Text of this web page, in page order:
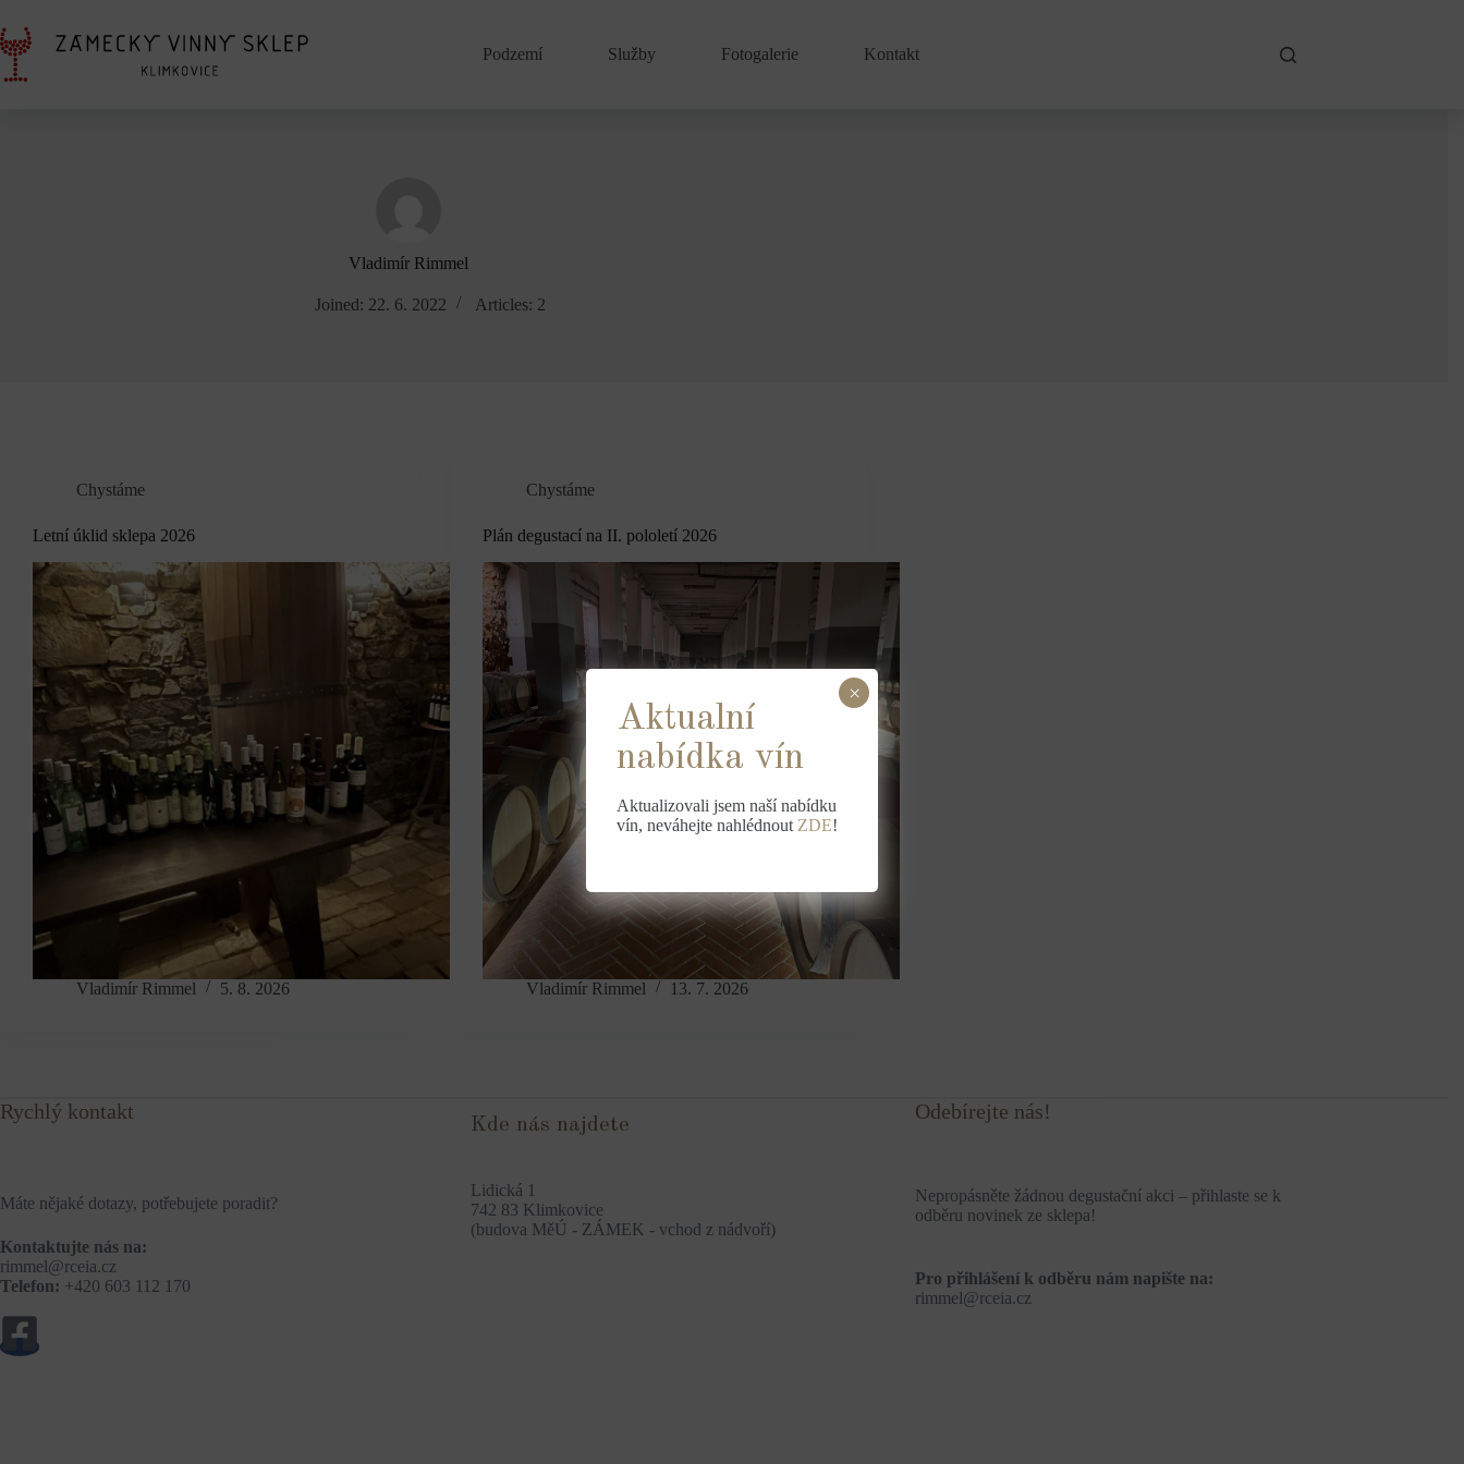
to
content
Podzemí Služby Fotogalerie Kontakt
Vladimír Rimmel
Joined: 22. 6. 2022 Articles: 2
Chystáme
Letní úklid sklepa 2026
Vladimír Rimmel 5. 8. 2026
Chystáme
Plán degustací na II. pololetí 2026
Vladimír Rimmel 13. 7. 2026
Rychlý kontakt
Máte nějaké dotazy, potřebujete poradit?
Kontaktujte nás na:
rimmel@rceia.cz
Telefon: +420 603 112 170
Kde nás najdete
Lidická 1
742 83 Klimkovice
(budova MěÚ - ZÁMEK - vchod z nádvoří)
Odebírejte nás!
Nepropásněte žádnou degustační akci – přihlaste se k
odběru novinek ze sklepa!
Pro přihlášení k odběru nám napište na:
rimmel@rceia.cz
Aktualní
nabídka vín
Aktualizovali jsem naší nabídku
vín, neváhejte nahlédnout ZDE!
×